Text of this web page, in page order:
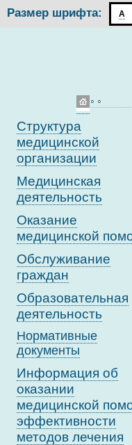
Размер шрифта: A
◦ ◦
Структура
медицинской
организации
Медицинская
деятельность
Оказание
медицинской
Обслуживание
граждан
Образовательная
деятельность
Нормативные
документы
Информация об
оказании
медицинской
эффективности
методов лечения